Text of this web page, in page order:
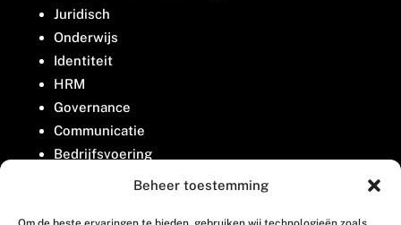
Beheer toestemming
Juridisch
Onderwijs
Identiteit
HRM
Governance
Communicatie
Bedrijfsvoering
Belangenbehartiging